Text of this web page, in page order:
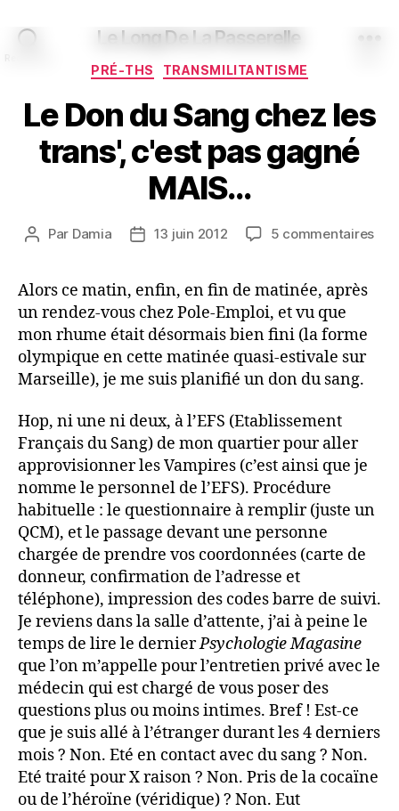
Le Long De La Passerelle
Catégories
PRÉ-THS TRANSMILITANTISME
Le Don du Sang chez les
trans', c'est pas gagné
MAIS…
Auteur
Par Damia
Date13 juin 2012 5 commentairessur
Alors ce matin, enfin, en fin de matinée, après
un rendez-vous chez Pole-Emploi, et vu que
mon rhume était désormais bien fini (la forme
olympique en cette matinée quasi-estivale sur
Marseille), je me suis planifié un don du sang.
Hop, ni une ni deux, à l’EFS (Etablissement
Français du Sang) de mon quartier pour aller
approvisionner les Vampires (c’est ainsi que je
nomme le personnel de l’EFS). Procédure
habituelle : le questionnaire à remplir (juste un
QCM), et le passage devant une personne
chargée de prendre vos coordonnées (carte de
donneur, confirmation de l’adresse et
téléphone), impression des codes barre de suivi.
Je reviens dans la salle d’attente, j’ai à peine le
temps de lire le dernierPsychologie Magasine
que l’on m’appelle pour l’entretien privé avec le
médecin qui est chargé de vous poser des
questions plus ou moins intimes. Bref ! Est-ce
que je suis allé à l’étranger durant les 4 derniers
mois ? Non. Eté en contact avec du sang ? Non.
Eté traité pour X raison ? Non. Pris de la cocaïne
ou de l’héroïne (véridique) ? Non. Eut